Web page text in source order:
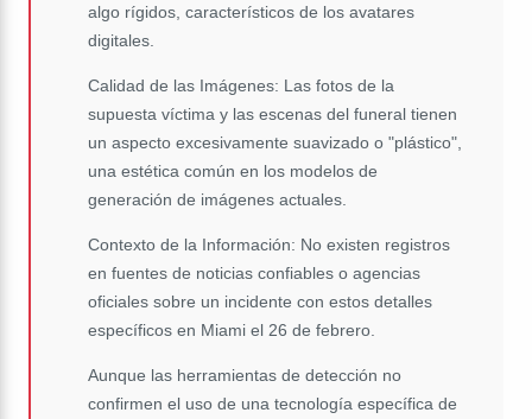
algo rígidos, característicos de los avatares
digitales.
Calidad de las Imágenes: Las fotos de la
supuesta víctima y las escenas del funeral tienen
un aspecto excesivamente suavizado o "plástico",
una estética común en los modelos de
generación de imágenes actuales.
Contexto de la Información: No existen registros
en fuentes de noticias confiables o agencias
oficiales sobre un incidente con estos detalles
específicos en Miami el 26 de febrero.
Aunque las herramientas de detección no
confirmen el uso de una tecnología específica de